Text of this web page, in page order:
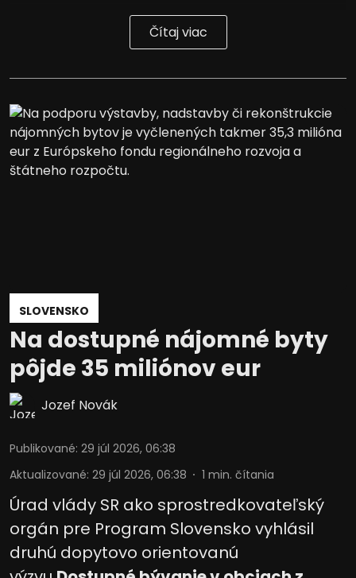
Čítaj viac
SLOVENSKO
Na dostupné nájomné byty
pôjde 35 miliónov eur
Jozef Novák
Publikované: 29 júl 2026, 06:38
Aktualizované: 29 júl 2026, 06:38 1 min. čítania
Úrad vlády SR ako sprostredkovateľský
orgán pre Program Slovensko vyhlásil
druhú dopytovo orientovanú